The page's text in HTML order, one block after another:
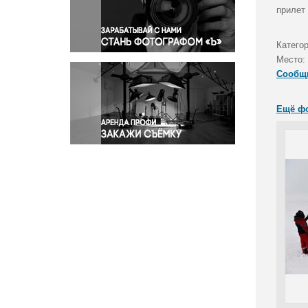
Правосудие
Происшествия и конфликты
Религия
Светская жизнь
Спорт
Экология
Экономика и бизнес
Место:
Ещё